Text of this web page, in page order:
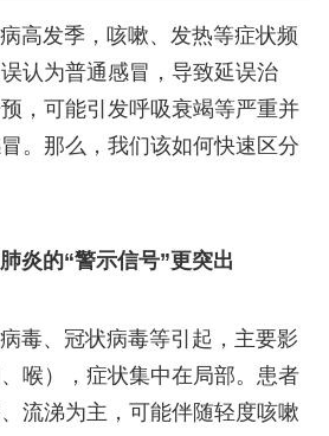
高发季，咳嗽、发热等症状频
认为普通感冒，导致延误治
，可能引发呼吸衰竭等严重并
。那么，我们该如何快速区分
炎的“警示信号”更突出
毒、冠状病毒等引起，主要影
喉），症状集中在局部。患者
流涕为主，可能伴随轻度咳嗽